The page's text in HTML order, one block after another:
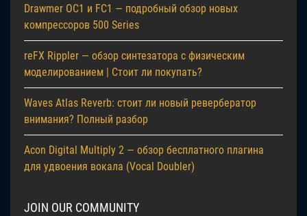
Drawmer OC1 и FC1 — подробный обзор новых
компрессоров 500 Series
reFX Rippler — обзор синтезатора с физическим
моделированием | Стоит ли покупать?
Waves Atlas Reverb: стоит ли новый ревербератор
внимания? Полный разбор
Acon Digital Multiply 2 — обзор бесплатного плагина
для удвоения вокала (Vocal Doubler)
JOIN OUR COMMUNITY